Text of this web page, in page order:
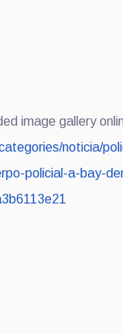
image gallery
noticia/
policial-a-bay-